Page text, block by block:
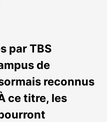
par TBS
de
reconnus
ce titre, les